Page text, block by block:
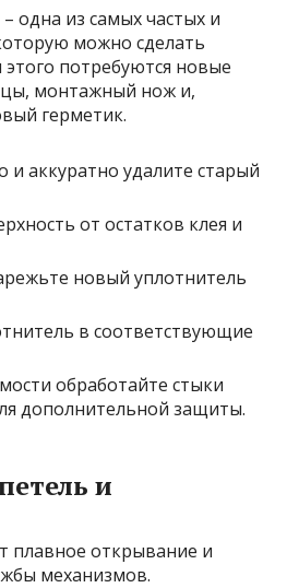
одна из самых частых и
можно сделать
этого потребуются новые
монтажный нож и,
герметик.
и аккуратно удалите старый
от остатков клея и
новый уплотнитель
в соответствующие
обработайте стыки
дополнительной защиты.
и
плавное открывание и
механизмов.